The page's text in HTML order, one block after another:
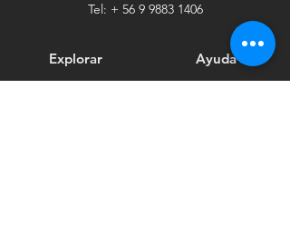
Tel: + 56 9 9883 1406
Explorar
Ayuda